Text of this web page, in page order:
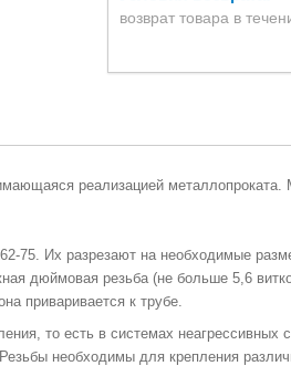
возврат товара в
реализацией металлопроката.
75. Их разрезают на необходимые
дюймовая резьба (не больше 5,6
приваривается к трубе.
то есть в системах неагрессивных
необходимы для крепления